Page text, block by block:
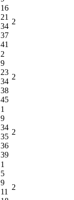
16
21
34
37
41
2
2
9
23
34
38
45
2
1
9
34
35
36
39
2
1
5
9
11
2